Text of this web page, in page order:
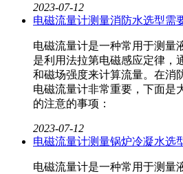
2023-07-12
电磁流量计测量消防水选型需
电磁流量计是一种常用于测量
是利用法拉第电磁感应定律，
和磁场强度来计算流量。在消
电磁流量计非常重要，下面是
的注意的事项：
2023-07-12
电磁流量计测量锅炉冷凝水选
电磁流量计是一种常用于测量